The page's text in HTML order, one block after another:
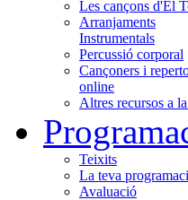
Les cançons d'El
Arranjaments
Instrumentals
Percussió corporal
Cançoners i
online
Altres recursos a
Teixits
La teva
Avaluació